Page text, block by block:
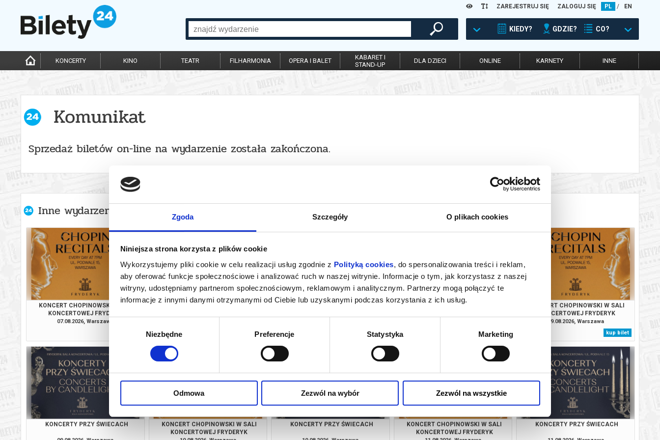
Zgoda Szczegóły O plikach cookies
Niniejsza strona korzysta z plików cookie
Wykorzystujemy pliki cookie w celu realizacji usług zgodnie z Polityką cookies, do spersonalizowania treści i reklam,
aby oferować funkcje społecznościowe i analizować ruch w naszej witrynie. Informacje o tym, jak korzystasz z naszej
witryny, udostępniamy partnerom społecznościowym, reklamowym i analitycznym. Partnerzy mogą połączyć te
informacje z innymi danymi otrzymanymi od Ciebie lub uzyskanymi podczas korzystania z ich usług.
Wybór
Niezbędne Preferencje Statystyka Marketing
Odmowa Zezwól na wybór Zezwól na wszystkie
ZAREJESTRUJ SIĘ ZALOGUJ SIĘ PL / EN
KIEDY? GDZIE? CO?
KONCERTY KINO TEATR FILHARMONIA OPERA I BALET
KABARET I
STAND-UP
DLA DZIECI ONLINE KARNETY INNE
Komunikat
Sprzedaż biletów on-line na wydarzenie została zakończona.
Inne wydarzenia organizatora
KONCERT CHOPINOWSKI W SALI
KONCERTOWEJ FRYDERYK
07.08.2026, Warszawa
KONCERTY PRZY ŚWIECACH
kup bilet
KONCERT CHOPINOWSKI W SALI
kup bilet
KONCERTY PRZY ŚWIECACH
kup bilet
KONCERT CHOPINOWSKI W SALI
KONCERTOWEJ FRYDERYK
09.08.2026, Warszawa
kup bilet
KONCERTY PRZY ŚWIECACH
KONCERT CHOPINOWSKI W SALI
KONCERTOWEJ FRYDERYK
KONCERTY PRZY ŚWIECACH
KONCERT CHOPINOWSKI W SALI
KONCERTOWEJ FRYDERYK
KONCERTY PRZY ŚWIECACH